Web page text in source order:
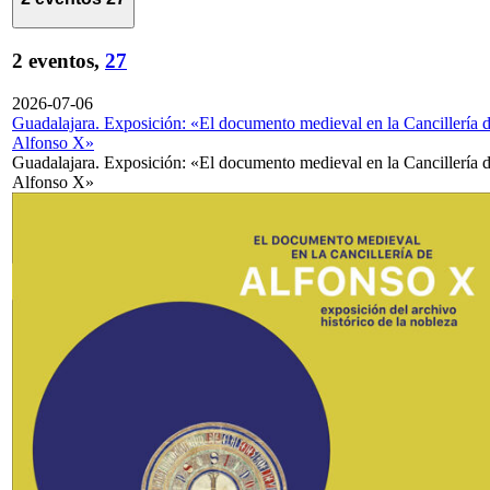
2 eventos, 27
2026-07-06
Guadalajara. Exposición: «El documento medieval en la Cancillería
Alfonso X»
Guadalajara. Exposición: «El documento medieval en la Cancillería
Alfonso X»